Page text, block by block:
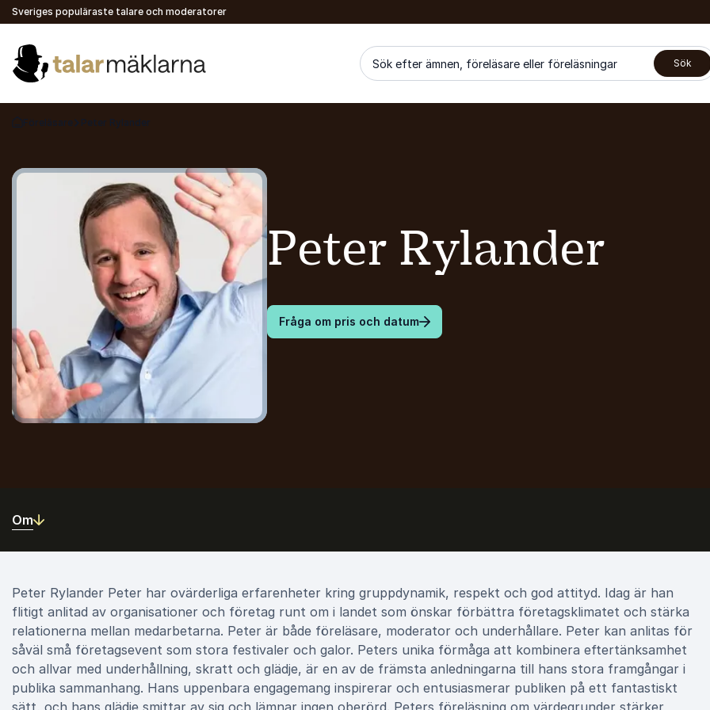
Sveriges populäraste talare och moderatorer
Sök efter ämnen, föreläsare eller föreläsningar Sök
Gå tillbaka till startsidan
Föreläsare Peter Rylander
Peter Rylander
Fråga om pris och datum
Om
Peter Rylander Peter har ovärderliga erfarenheter kring gruppdynamik, respekt och god attityd. Idag är han
flitigt anlitad av organisationer och företag runt om i landet som önskar förbättra företagsklimatet och stärka
relationerna mellan medarbetarna. Peter är både föreläsare, moderator och underhållare. Peter kan anlitas för
såväl små företagsevent som stora festivaler och galor. Peters unika förmåga att kombinera eftertänksamhet
och allvar med underhållning, skratt och glädje, är en av de främsta anledningarna till hans stora framgångar i
publika sammanhang. Hans uppenbara engagemang inspirerar och entusiasmerar publiken på ett fantastiskt
sätt, och hans glädje smittar av sig och lämnar ingen oberörd. Peters föreläsning om värdegrunder stärker